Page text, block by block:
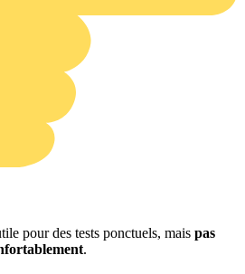
pour des tests ponctuels, mais pas
.